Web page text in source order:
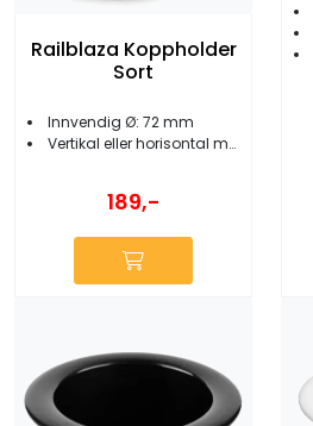
Railblaza Koppholder
Sort
Innvendig Ø: 72 mm
Vertikal eller horisontal montering
189,-